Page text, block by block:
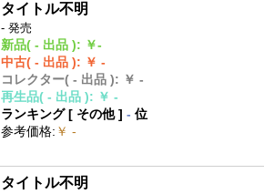
タイトル不明
- 発売
新品( - 出品 ): ￥-
中古( - 出品 ): ￥ -
コレクター( - 出品 ): ￥ -
再生品( - 出品 ): ￥ -
ランキング [ その他]- 位
参考価格: ￥ -
タイトル不明